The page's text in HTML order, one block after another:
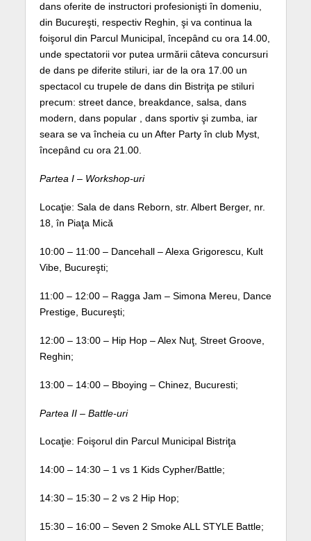
dans oferite de instructori profesionişti în domeniu,
din Bucureşti, respectiv Reghin, şi va continua la
foişorul din Parcul Municipal, începând cu ora 14.00,
unde spectatorii vor putea urmării câteva concursuri
de dans pe diferite stiluri, iar de la ora 17.00 un
spectacol cu trupele de dans din Bistriţa pe stiluri
precum: street dance, breakdance, salsa, dans
modern, dans popular , dans sportiv şi zumba, iar
seara se va încheia cu un After Party în club Myst,
începând cu ora 21.00.
Partea I – Workshop-uri
Locaţie: Sala de dans Reborn, str. Albert Berger, nr.
18, în Piaţa Mică
10:00 – 11:00 – Dancehall – Alexa Grigorescu, Kult
Vibe, Bucureşti;
11:00 – 12:00 – Ragga Jam – Simona Mereu, Dance
Prestige, Bucureşti;
12:00 – 13:00 – Hip Hop – Alex Nuţ, Street Groove,
Reghin;
13:00 – 14:00 – Bboying – Chinez, Bucuresti;
Partea II – Battle-uri
Locaţie: Foişorul din Parcul Municipal Bistriţa
14:00 – 14:30 – 1 vs 1 Kids Cypher/Battle;
14:30 – 15:30 – 2 vs 2 Hip Hop;
15:30 – 16:00 – Seven 2 Smoke ALL STYLE Battle;